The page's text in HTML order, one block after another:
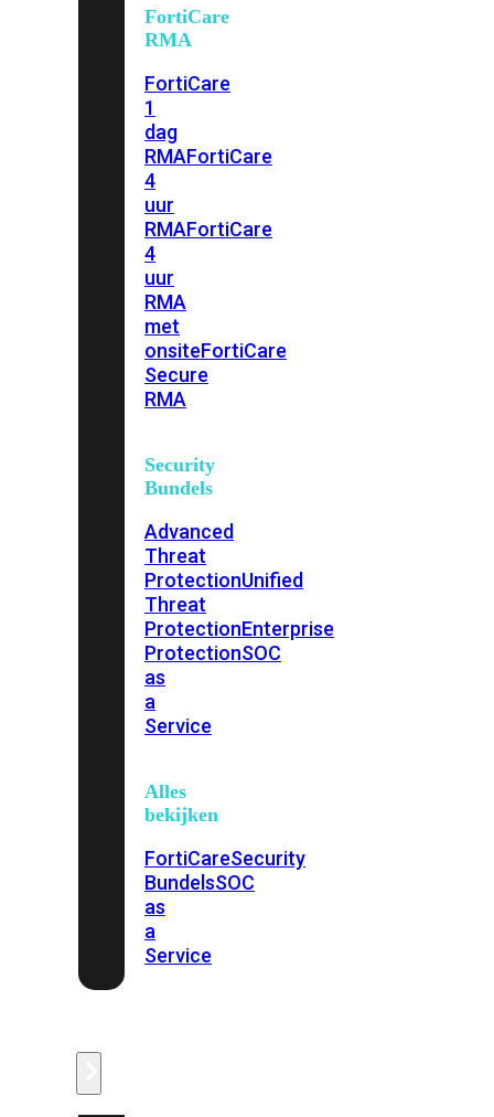
FortiCare
RMA
FortiCare
1
dag
RMAFortiCare
4
uur
RMAFortiCare
4
uur
RMA
met
onsiteFortiCare
Secure
RMA
Security
Bundels
Advanced
Threat
ProtectionUnified
Threat
ProtectionEnterprise
ProtectionSOC
as
a
Service
Alles
bekijken
FortiCareSecurity
BundelsSOC
as
a
Service